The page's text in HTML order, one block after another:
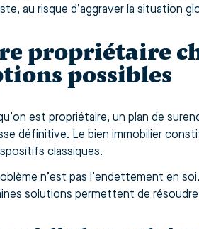
au risque d’aggraver la situation
propriétaire
possibles
est propriétaire, un plan de
définitive. Le bien immobilier
classiques.
n’est pas l’endettement en
solutions permettent de